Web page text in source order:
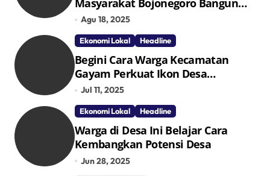
Desa Mandiri Ekonomi
Agu 18, 2025
Ekonomi Lokal Headline
Begini Cara Warga Kecamatan
Gayam Perkuat Ikon Desa
Penggerak Ekonomi Lokal Melalui
TPID
Jul 11, 2025
Ekonomi Lokal Headline
Warga di Desa Ini Belajar Cara
Kembangkan Potensi Desa
Jun 28, 2025